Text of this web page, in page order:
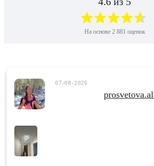
На основе 2 881 оценок
07-08-2026